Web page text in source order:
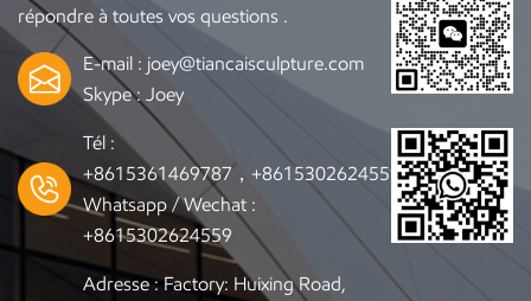
répondre à toutes vos questions .
E-mail : joey@tiancaisculpture.com
Skype : Joey
Tél :
+8615361469787，+8615302624559
Whatsapp / Wechat :
+8615302624559
Adresse : Factory: Huixing Road,